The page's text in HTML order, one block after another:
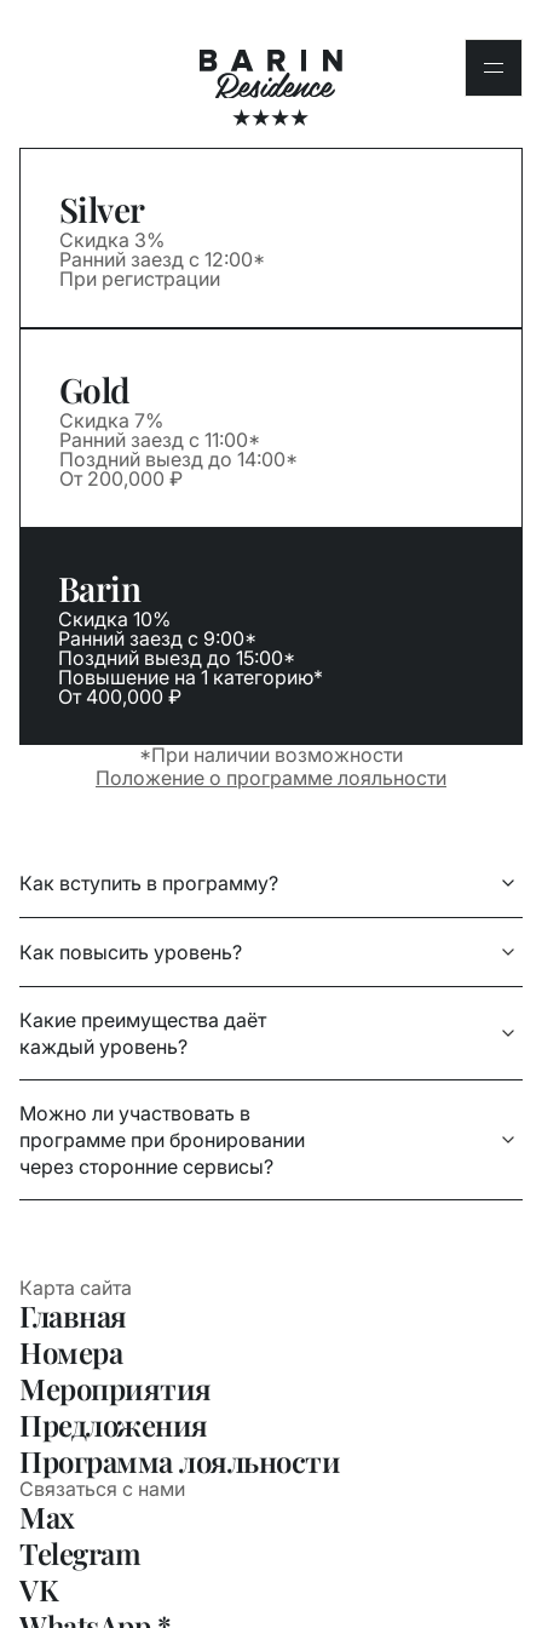
Silver
Скидка 3%
Ранний заезд c 12:00*
При регистрации
Gold
Скидка 7%
Ранний заезд c 11:00*
Поздний выезд до 14:00*
От 200,000 ₽
Barin
Скидка 10%
Ранний заезд c 9:00*
Поздний выезд до 15:00*
Повышение на 1 категорию*
От 400,000 ₽
*При наличии возможности
Положение о программе лояльности
Как вступить в программу?
Как повысить уровень?
Какие преимущества даёт
каждый уровень?
Можно ли участвовать в
программе при бронировании
через сторонние сервисы?
Карта сайта
Главная
Номера
Мероприятия
Предложения
Программа лояльности
Связаться с нами
Max
Telegram
VK